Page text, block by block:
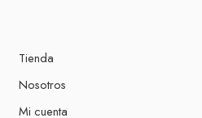
Tienda
Nosotros
Mi cuenta